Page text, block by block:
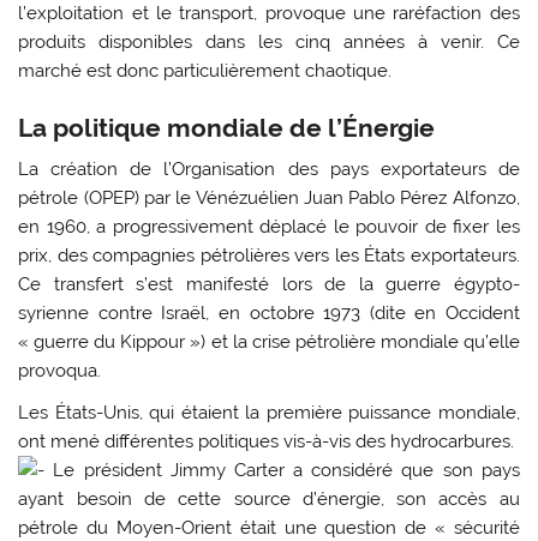
l’exploitation et le transport, provoque une raréfaction des
produits disponibles dans les cinq années à venir. Ce
marché est donc particulièrement chaotique.
La politique mondiale de l’Énergie
La création de l’Organisation des pays exportateurs de
pétrole (OPEP) par le Vénézuélien Juan Pablo Pérez Alfonzo,
en 1960, a progressivement déplacé le pouvoir de fixer les
prix, des compagnies pétrolières vers les États exportateurs.
Ce transfert s’est manifesté lors de la guerre égypto-
syrienne contre Israël, en octobre 1973 (dite en Occident
« guerre du Kippour ») et la crise pétrolière mondiale qu’elle
provoqua.
Les États-Unis, qui étaient la première puissance mondiale,
ont mené différentes politiques vis-à-vis des hydrocarbures.
Le président Jimmy Carter a considéré que son pays
ayant besoin de cette source d’énergie, son accès au
pétrole du Moyen-Orient était une question de « sécurité